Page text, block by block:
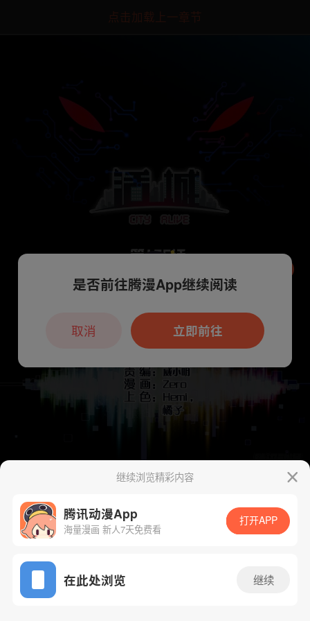
点击加载上一章节
App免费看
下一话 腾漫App免费看
继续浏览精彩内容
腾讯动漫App
海量漫画 新人7天免费看
打开APP
在此处浏览 继续
本章节仅支持App阅读，可打开App新用
户7天免费看
是否前往腾漫App继续阅读
立即前往
取消